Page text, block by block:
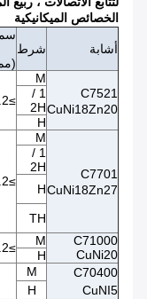
الخصائص الميكانيكية
أشابة شرط
C7521
CuNi18Zn20
M
≥0.2
1 /
2H
H
C7701
CuNi18Zn27
M
≥0.2
1 /
2H
H
TH
C71000
CuNi20
M
≥0.2
H
C70400
CuNI5
M
H